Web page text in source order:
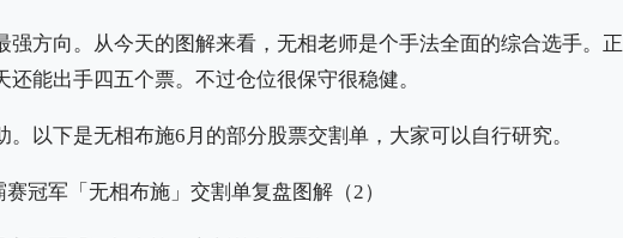
方向。从今天的图解来看，无相老师是个手法全面的综合选手。正
能出手四五个票。不过仓位很保守很稳健。
以下是无相布施6月的部分股票交割单，大家可以自行研究。